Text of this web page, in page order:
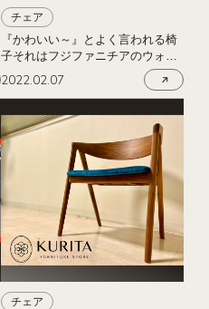
チェア
『かわいい～』とよく言われる椅
子それはフジファニチアのウォー
ルナットのアームチェア なぎ
2022.02.07
チェア